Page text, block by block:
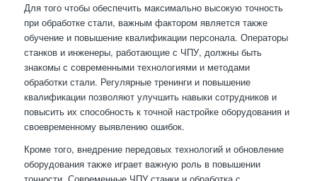
Для того чтобы обеспечить максимально высокую точность
при обработке стали, важным фактором является также
обучение и повышение квалификации персонала. Операторы
станков и инженеры, работающие с ЧПУ, должны быть
знакомы с современными технологиями и методами
обработки стали. Регулярные тренинги и повышение
квалификации позволяют улучшить навыки сотрудников и
повысить их способность к точной настройке оборудования и
своевременному выявлению ошибок.
Кроме того, внедрение передовых технологий и обновление
оборудования также играет важную роль в повышении